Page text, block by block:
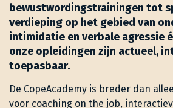
bewustwordingstrainingen tot
verdieping op het gebied van
intimidatie en verbale agressie
onze opleidingen zijn actueel,
toepasbaar.
De CopeAcademy is breder dan
voor coaching on the job,